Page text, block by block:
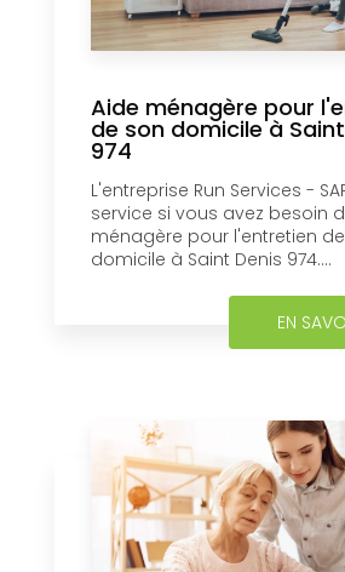
Aide ménagère pour
de son domicile à
974
L'entreprise Run Services -
service si vous avez besoin
ménagère pour l'entretien
domicile à Saint Denis 974....
EN